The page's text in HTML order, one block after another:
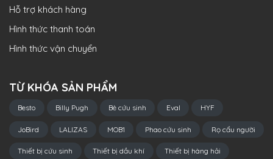
Hỗ trợ khách hàng
Hình thức thanh toán
Hình thức vận chuyển
TỪ KHÓA SẢN PHẨM
Besto Billy Pugh Bè cứu sinh Eval HYF
JoBird LALIZAS MOB1 Phao cứu sinh Rọ cẩu người
Thiết bị cứu sinh Thiết bị dầu khí Thiết bị hàng hải